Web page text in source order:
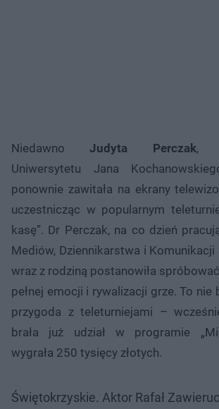
NiedawnoJudyta Perczak,
Uniwersytetu Jana
ponownie zawitała na ekrany
uczestnicząc w popularnym
kasę”. Dr Perczak, na co dzień
Mediów, Dziennikarstwa i Komunikacji
wraz z rodziną postanowiła
pełnej emocji i rywalizacji grze. To nie
przygoda z teleturniejami –
brała już udział w programie
wygrała 250 tysięcy złotych.
Świętokrzyskie. Aktor Rafał